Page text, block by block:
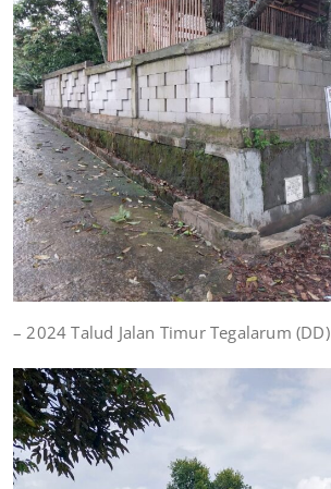
– 2024 Talud Jalan Timur Tegalarum (DD)